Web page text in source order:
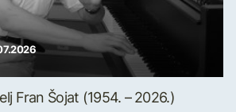
Fran Šojat (1954. – 2026.)